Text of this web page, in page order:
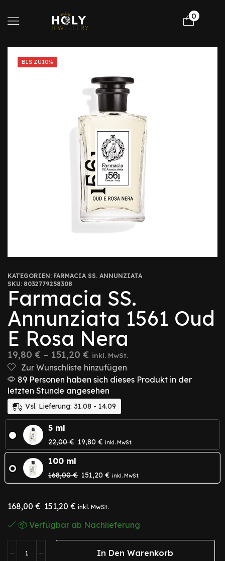
0
BIS ZU10%
KATEGORIEN: FARMACIA SS. ANNUNZIATA
SKU: 8032779258308
Farmacia SS.
Annunziata 1561 Oud
E Rosa Nera
19,80 € – 151,20 € inkl. MwSt.
Zur Wunschliste hinzufügen
89 Personen haben sich dieses Produkt in der
letzten Stunde angesehen
Vsl. Lieferung: 31.08 - 14.09
5 ml
22,00€ 19,80 € inkl. MwSt.
100 ml
168,00€ 151,20 € inkl. MwSt.
168,00€ 151,20 € inkl. MwSt.
📦 Verfügbar ab Nachlieferung
In Den Warenkorb